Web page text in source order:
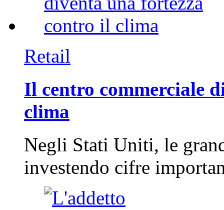
Retail
Il centro commerciale
clima
Negli Stati Uniti, le
investendo cifre